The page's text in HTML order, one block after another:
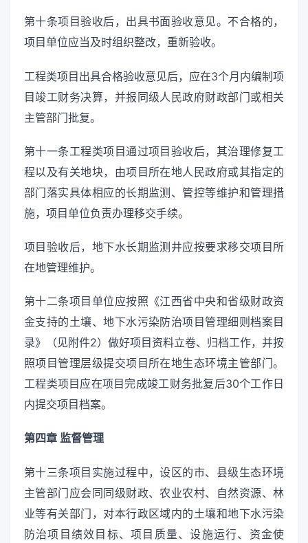
第十条项目验收后，出具书面验收意见。不合格的，
项目单位应当及时组织整改，重新验收。
工程类项目出具合格验收意见后，应在3个月内编制项
目竣工财务决算，并报同级人民政府财政部门或相关
主管部门批复。
第十一条工程类项目通过项目验收后，其治理修复工
程以及有关地块，由项目所在地人民政府或其指定的
部门落实具体相应的长期监测、管控等维护和管理措
施，项目单位负责办理移交手续。
项目验收后，地下水长期监测井应按要求移交项目所
在地管理维护。
第十二条项目单位应按照《江西省中央和省级财政资
金支持的土壤、地下水污染防治项目管理细则档案目
录》（见附件2）做好项目资料立卷、归档工作，并按
照项目管理层级提交项目所在地生态环境主管部门。
工程类项目应在项目完成竣工财务批复后30个工作日
内提交项目档案。
第四章 监督管理
第十三条项目实施过程中，设区的市、县级生态环境
主管部门应会同同级财政、农业农村、自然资源、林
业等有关部门，对本行政区域内的土壤和地下水污染
防治项目绩效目标、项目质量、设施运行、资金使